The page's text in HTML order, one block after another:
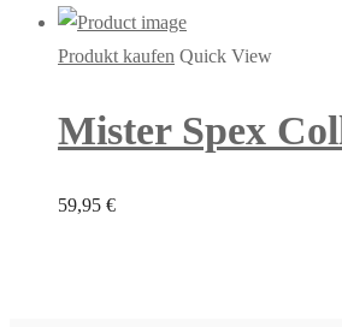
Produkt kaufen Quick View
Mister Spex
59,95 €